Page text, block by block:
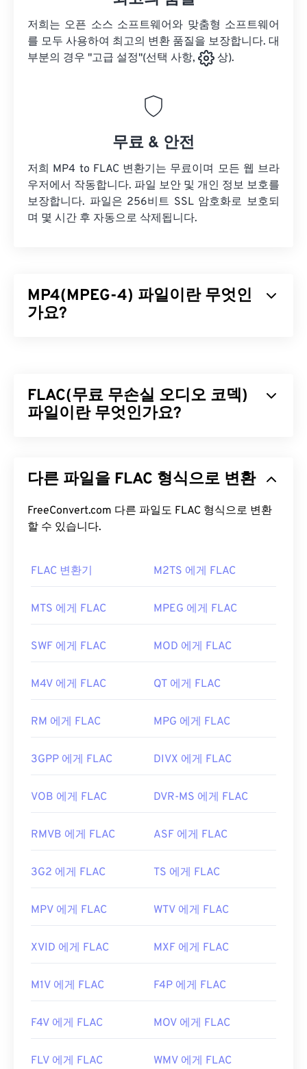
저희는 오픈 소스 소프트웨어와 맞춤형 소프트웨어
를 모두 사용하여 최고의 변환 품질을 보장합니다. 대
부분의 경우 "고급 설정"(선택 사항,
상).
무료 & 안전
저희 MP4 to FLAC 변환기는 무료이며 모든 웹 브라
우저에서 작동합니다. 파일 보안 및 개인 정보 보호를
보장합니다. 파일은 256비트 SSL 암호화로 보호되
며 몇 시간 후 자동으로 삭제됩니다.
MP4(MPEG-4) 파일이란 무엇인
가요?
용하여 파일 크기를 압축하여 관리 및 저장이 용이한
파일을 제공합니다. 또한 YouTube와 같은 인터넷 스
MP4 파일은 운영 체제의 기본 비디오 플레이어에서
Windows Media Player
로, Mac에서는QuickTime
일부 기기, 특히 모바일 기기에서는 이 파일 형식을
종류의 데이터를 담고 있는 컨테이너이므로, 파일을
이터(오디오 또는 비디오 코덱)가 기기의 OS와 호환
되지 않음을 의미합니다. 이 문제를 해결하려면
표준:ISO/IEC 14496
유용한 링크:
https://en.wikipedia.org/wiki/MPEG-4
4.html
FLAC(무료 무손실 오디오 코덱)
파일이란 무엇인가요?
"무손실"이라는 단어가 암시하듯이 음질이나 원본
본 크기의 약 50~70%로 압축하는알고리즘을 사용
하여 이를 구현합니다.
FLAC 파일을 어떻게 여나요?
이어입니다. FLAC에 대한 다른 세부 정보로는 특허
프로그래밍 인터페이스(TAPI) 와 호환되고,
저작권 관리(DRM)가
적용되지 않는다는 점이 있습
있습니다. 마지막으로, 이름에서 "무료"라는 단어가
Xiph.Org Foundation
최초 출시: 2001년
https://en.wikipedia.org/wiki/FLAC
다른 파일을 FLAC 형식으로 변환
FreeConvert.com 다른 파일도 FLAC 형식으로 변환
할 수 있습니다.
FLAC 변환기 M2TS 에게 FLAC
MTS 에게 FLAC MPEG 에게 FLAC
SWF 에게 FLAC MOD 에게 FLAC
M4V 에게 FLAC QT 에게 FLAC
RM 에게 FLAC MPG 에게 FLAC
3GPP 에게 FLAC DIVX 에게 FLAC
VOB 에게 FLAC DVR-MS 에게 FLAC
RMVB 에게 FLAC ASF 에게 FLAC
3G2 에게 FLAC TS 에게 FLAC
MPV 에게 FLAC WTV 에게 FLAC
XVID 에게 FLAC MXF 에게 FLAC
M1V 에게 FLAC F4P 에게 FLAC
F4V 에게 FLAC MOV 에게 FLAC
FLV 에게 FLAC WMV 에게 FLAC